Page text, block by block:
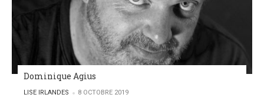
Dominique Agius
POSTED BY
LISE IRLANDES 8 OCTOBRE 2019